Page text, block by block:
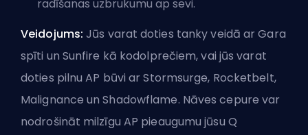
radīšanas uzbrukumu ap sevi.
Veidojums: Jūs varat doties tanky veidā ar Gara
spīti un Sunfire kā kodolprečiem, vai jūs varat
doties pilnu AP būvi ar Stormsurge, Rocketbelt,
Malignance un Shadowflame. Nāves cepure var
nodrošināt milzīgu AP pieaugumu jūsu Q